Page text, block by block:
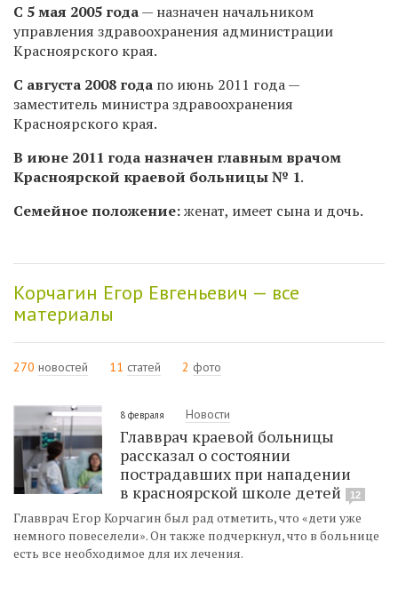
С 5 мая 2005 года— назначен начальником
управления здравоохранения администрации
Красноярского края.
С августа 2008 года по июнь 2011 года —
заместитель министра здравоохранения
Красноярского края.
В июне 2011 года назначен главным врачом
Красноярской краевой больницы № 1.
Семейное положение:женат, имеет сына и дочь.
Корчагин Егор Евгеньевич — все
материалы
270 новостей 11 статей 2 фото
8 февраля Новости
Главврач краевой больницы
рассказал о состоянии
пострадавших при нападении
в красноярской школе детей
12
Главврач Егор Корчагин был рад отметить, что «дети уже
немного повеселели». Он также подчеркнул, что в больнице
есть все необходимое для их лечения.